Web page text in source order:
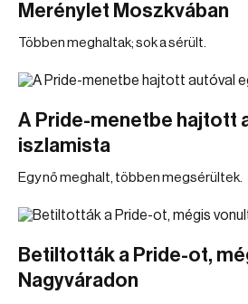
Merénylet Moszkvában
Többen meghaltak; sok a sérült.
A Pride-menetbe hajtott
iszlamista
Egy nő meghalt, többen megsérültek.
Betiltották a Pride-ot,
Nagyváradon